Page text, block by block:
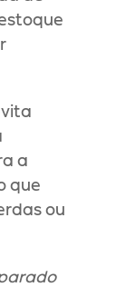
a
que
ou